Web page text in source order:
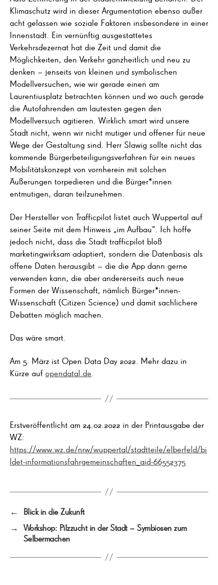
Klimaschutz wird in dieser Argumentation ebenso außer
acht gelassen wie soziale Faktoren insbesondere in einer
Innenstadt. Ein vernünftig ausgestattetes
Verkehrsdezernat hat die Zeit und damit die
Möglichkeiten, den Verkehr ganzheitlich und neu zu
denken – jenseits von kleinen und symbolischen
Modellversuchen, wie wir gerade einen am
Laurentiusplatz betrachten können und wo auch gerade
die Autofahrenden am lautesten gegen den
Modellversuch agitieren. Wirklich smart wird unsere
Stadt nicht, wenn wir nicht mutiger und offener für neue
Wege der Gestaltung sind. Herr Slawig sollte nicht das
kommende Bürgerbeteiligungsverfahren für ein neues
Mobilitätskonzept von vornherein mit solchen
Äußerungen torpedieren und die Bürger*innen
entmutigen, daran teilzunehmen.
Der Hersteller von Trafficpilot listet auch Wuppertal auf
seiner Seite mit dem Hinweis „im Aufbau“. Ich hoffe
jedoch nicht, dass die Stadt trafficpilot bloß
marketingwirksam adaptiert, sondern die Datenbasis als
offene Daten herausgibt – die die App dann gerne
verwenden kann, die aber andererseits auch neue
Formen der Wissenschaft, nämlich Bürger*innen-
Wissenschaft (Citizen Science) und damit sachlichere
Debatten möglich machen.
Das wäre smart.
Am 5. März ist Open Data Day 2022. Mehr dazu in
Kürze auf opendatal.de
Erstveröffentlicht am 24.02.2022 in der Printausgabe der
WZ:
https://www.wz.de/nrw/wuppertal/stadtteile/elberfeld/bi
ldet-informationsfahrgemeinschaften_aid-66552375
←
Blick in die Zukunft
→ Workshop: Pilzzucht in der Stadt – Symbiosen zum
Selbermachen